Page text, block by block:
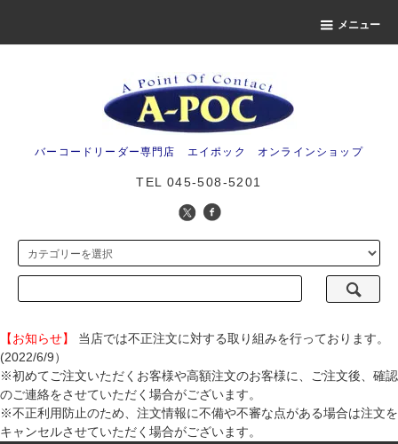
メニュー
バーコードリーダー専門店 エイポック オンラインショップ
TEL 045-508-5201
【お知らせ】
当店では不正注文に対する取り組みを行っております。
(2022/6/9）
※初めてご注文いただくお客様や高額注文のお客様に、ご注文後、確認
のご連絡をさせていただく場合がございます。
※不正利用防止のため、注文情報に不備や不審な点がある場合は注文を
キャンセルさせていただく場合がございます。